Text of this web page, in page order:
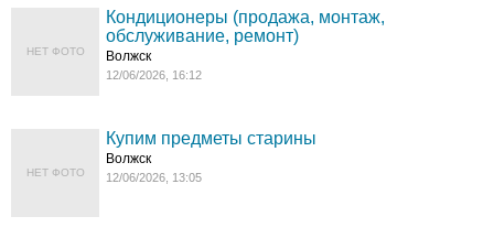
НЕТ ФОТО
Кондиционеры (продажа, монтаж,
обслуживание, ремонт)
Волжск
12/06/2026, 16:12
НЕТ ФОТО
Купим предметы старины
Волжск
12/06/2026, 13:05